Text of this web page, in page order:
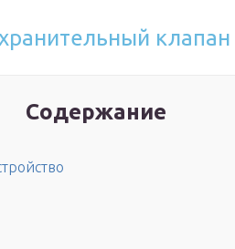
Содержание